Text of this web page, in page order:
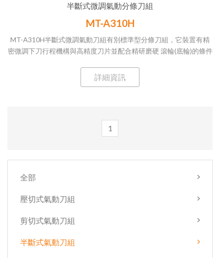
全部
壓切式氣動刀組
剪切式氣動刀組
半斷式氣動刀組
半斷式微調氣動分條刀組
MT-A310H
MT-A310H半斷式微調氣動刀組有別標準型分條刀組，它裝置有精
密微調下刀行程機構與高精度刀片並配合精研磨硬 滾輪(底輪)的條件
精密刀片只切斷上層材料而下層不斷， 以達到半斷之效果。此外透
過微調控制下刀深度也可以讓刀片避免與硬滾輪過度相互磨耗，增
／保護膜/多層複 合材料等場合。
詳細資訊
1